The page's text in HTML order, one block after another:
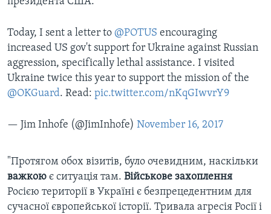
Today, I sent a letter to @POTUS encouraging
increased US gov't support for Ukraine against Russian
aggression, specifically lethal assistance. I visited
Ukraine twice this year to support the mission of the
@OKGuard. Read: pic.twitter.com/nKqGIwvrY9
— Jim Inhofe (@JimInhofe) November 16, 2017
"​Протягом обох візитів, було очевидним, наскільки
важкою є ситуація там. Військове захоплення
Росією території в Україні є безпрецедентним для
сучасної європейської історії. Тривала агресія Росії і